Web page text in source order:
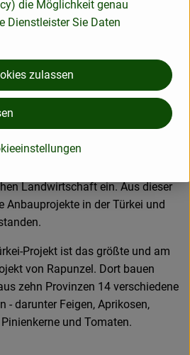
am Herzen. Besuche vor Ort,
Ingenieure und der rege
die einwandfreie Qualität der
Transparenz - vom Feld bis zum
Landwirtschaft ein. Aus dieser
Anbauprojekte in der Türkei und
Projekt ist das größte und am
von Rapunzel. Dort bauen
zehn Provinzen 14 verschiedene
- darunter Feigen, Aprikosen,
und Tomaten.
die Möglichkeit genau
Dienstleister Sie Daten
zulassen